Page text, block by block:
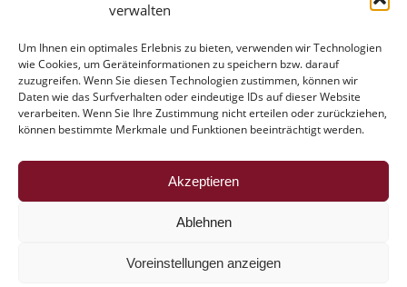
verwalten
Um Ihnen ein optimales Erlebnis zu bieten, verwenden wir Technologien
wie Cookies, um Geräteinformationen zu speichern bzw. darauf
zuzugreifen. Wenn Sie diesen Technologien zustimmen, können wir
Daten wie das Surfverhalten oder eindeutige IDs auf dieser Website
verarbeiten. Wenn Sie Ihre Zustimmung nicht erteilen oder zurückziehen,
können bestimmte Merkmale und Funktionen beeinträchtigt werden.
Akzeptieren
Ablehnen
Voreinstellungen anzeigen
Der Trouble mit der Vollmacht